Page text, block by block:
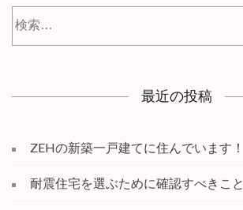
ゲ
ー
ン
最近の投稿
ZEHの新築一戸建てに住んでいます！
耐震住宅を選ぶために確認すべきこと